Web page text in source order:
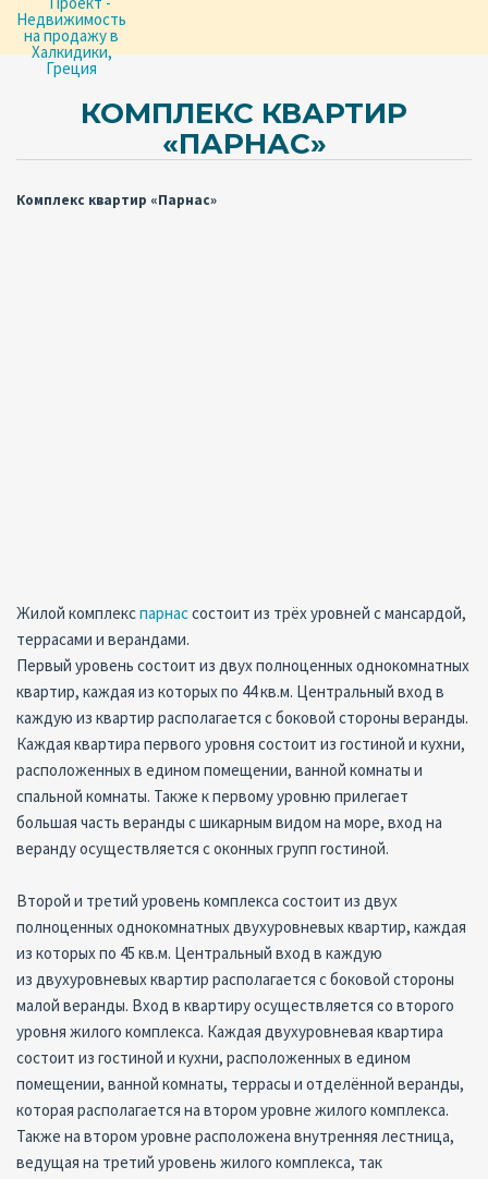
КОМПЛЕКС КВАРТИР
«ПАРНАС»
Комплекс квартир «Парнас»
Жилой комплекспарнассостоит из трёх уровней с мансардой,
террасами и верандами.
Первый уровень состоит из двух полноценных однокомнатных
квартир, каждая из которых по 44 кв.м. Центральный вход в
каждую из квартир располагается с боковой стороны веранды.
Каждая квартира первого уровня состоит из гостиной и кухни,
расположенных в едином помещении, ванной комнаты и
спальной комнаты. Также к первому уровню прилегает
большая часть веранды с шикарным видом на море, вход на
веранду осуществляется с оконных групп гостиной.
Второй и третий уровень комплекса состоит из двух
полноценных однокомнатных двухуровневых квартир, каждая
из которых по 45 кв.м. Центральный вход в каждую
из двухуровневых квартир располагается с боковой стороны
малой веранды. Вход в квартиру осуществляется со второго
уровня жилого комплекса. Каждая двухуровневая квартира
состоит из гостиной и кухни, расположенных в едином
помещении, ванной комнаты, террасы и отделённой веранды,
которая располагается на втором уровне жилого комплекса.
Также на втором уровне расположена внутренняя лестница,
ведущая на третий уровень жилого комплекса, так